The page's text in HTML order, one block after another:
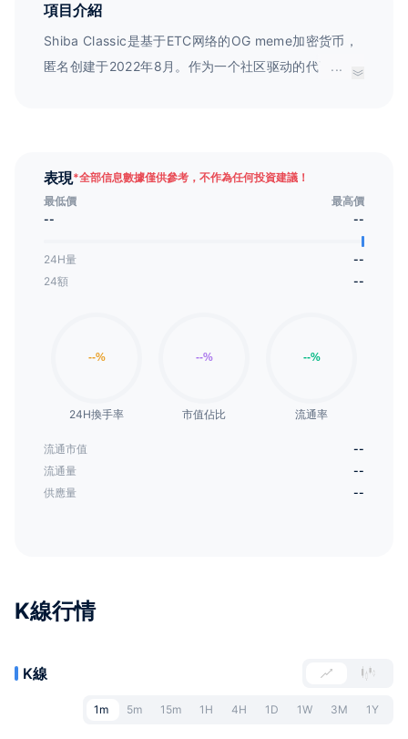
項目介紹
Shiba Classic是基于ETC网络的OG meme加密货币，
匿名创建于2022年8月。作为一个社区驱动的代币，它
...
表現*全部信息數據僅供參考，不作為任何投資建議！
最低價
最高價
--
--
24H量
--
24額
--
24H換手率 市值佔比 流通率
流通市值
--
流通量
--
供應量
--
K線行情
K線
1m 5m 15m 1H 4H 1D 1W 3M 1Y